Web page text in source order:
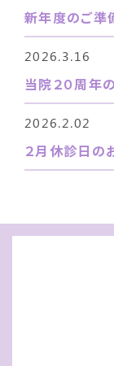
新年度のご準
2026.3.16
当院２０周年
2026.2.02
２月休診日の